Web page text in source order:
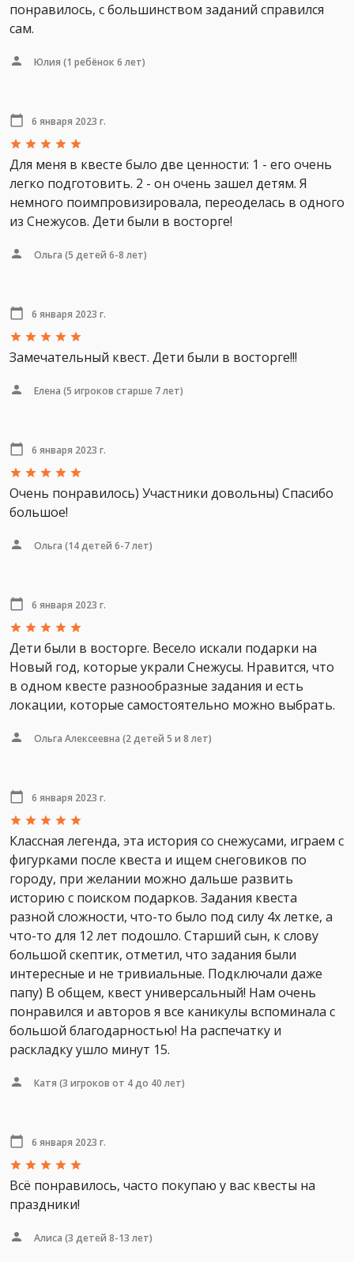
понравилось, с большинством заданий справился
сам.
Юлия (1 ребёнок 6 лет)
6 января 2023 г.
Для меня в квесте было две ценности: 1 - его очень
легко подготовить. 2 - он очень зашел детям. Я
немного поимпровизировала, переоделась в одного
из Снежусов. Дети были в восторге!
Ольга (5 детей 6-8 лет)
6 января 2023 г.
Замечательный квест. Дети были в восторге!!!
Елена (5 игроков старше 7 лет)
6 января 2023 г.
Очень понравилось) Участники довольны) Спасибо
большое!
Ольга (14 детей 6-7 лет)
6 января 2023 г.
Дети были в восторге. Весело искали подарки на
Новый год, которые украли Снежусы. Нравится, что
в одном квесте разнообразные задания и есть
локации, которые самостоятельно можно выбрать.
Ольга Алексеевна (2 детей 5 и 8 лет)
6 января 2023 г.
Классная легенда, эта история со снежусами, играем с
фигурками после квеста и ищем снеговиков по
городу, при желании можно дальше развить
историю с поиском подарков. Задания квеста
разной сложности, что-то было под силу 4х летке, а
что-то для 12 лет подошло. Старший сын, к слову
большой скептик, отметил, что задания были
интересные и не тривиальные. Подключали даже
папу) В общем, квест универсальный! Нам очень
понравился и авторов я все каникулы вспоминала с
большой благодарностью! На распечатку и
раскладку ушло минут 15.
Катя (3 игроков от 4 до 40 лет)
6 января 2023 г.
Всё понравилось, часто покупаю у вас квесты на
праздники!
Алиса (3 детей 8-13 лет)